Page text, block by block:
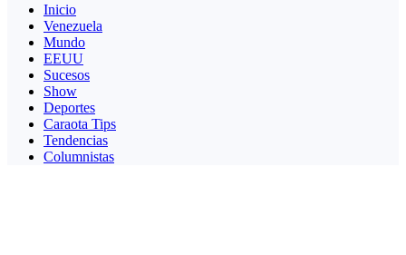
Inicio
Venezuela
Mundo
EEUU
Sucesos
Show
Deportes
Caraota Tips
Tendencias
Columnistas